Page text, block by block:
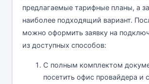
предлагаемые тарифные планы, а
наиболее подходящий вариант.
можно оформить заявку на
из доступных способов:
С полным комплектом
посетить офис провайдера и